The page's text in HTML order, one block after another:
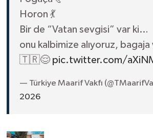
Horon 💃
Bir de “Vatan sevgisi” var ki…
onu kalbimize alıyoruz,
🇹🇷😌 pic.twitter.com/
— Türkiye Maarif Vakfı
2026